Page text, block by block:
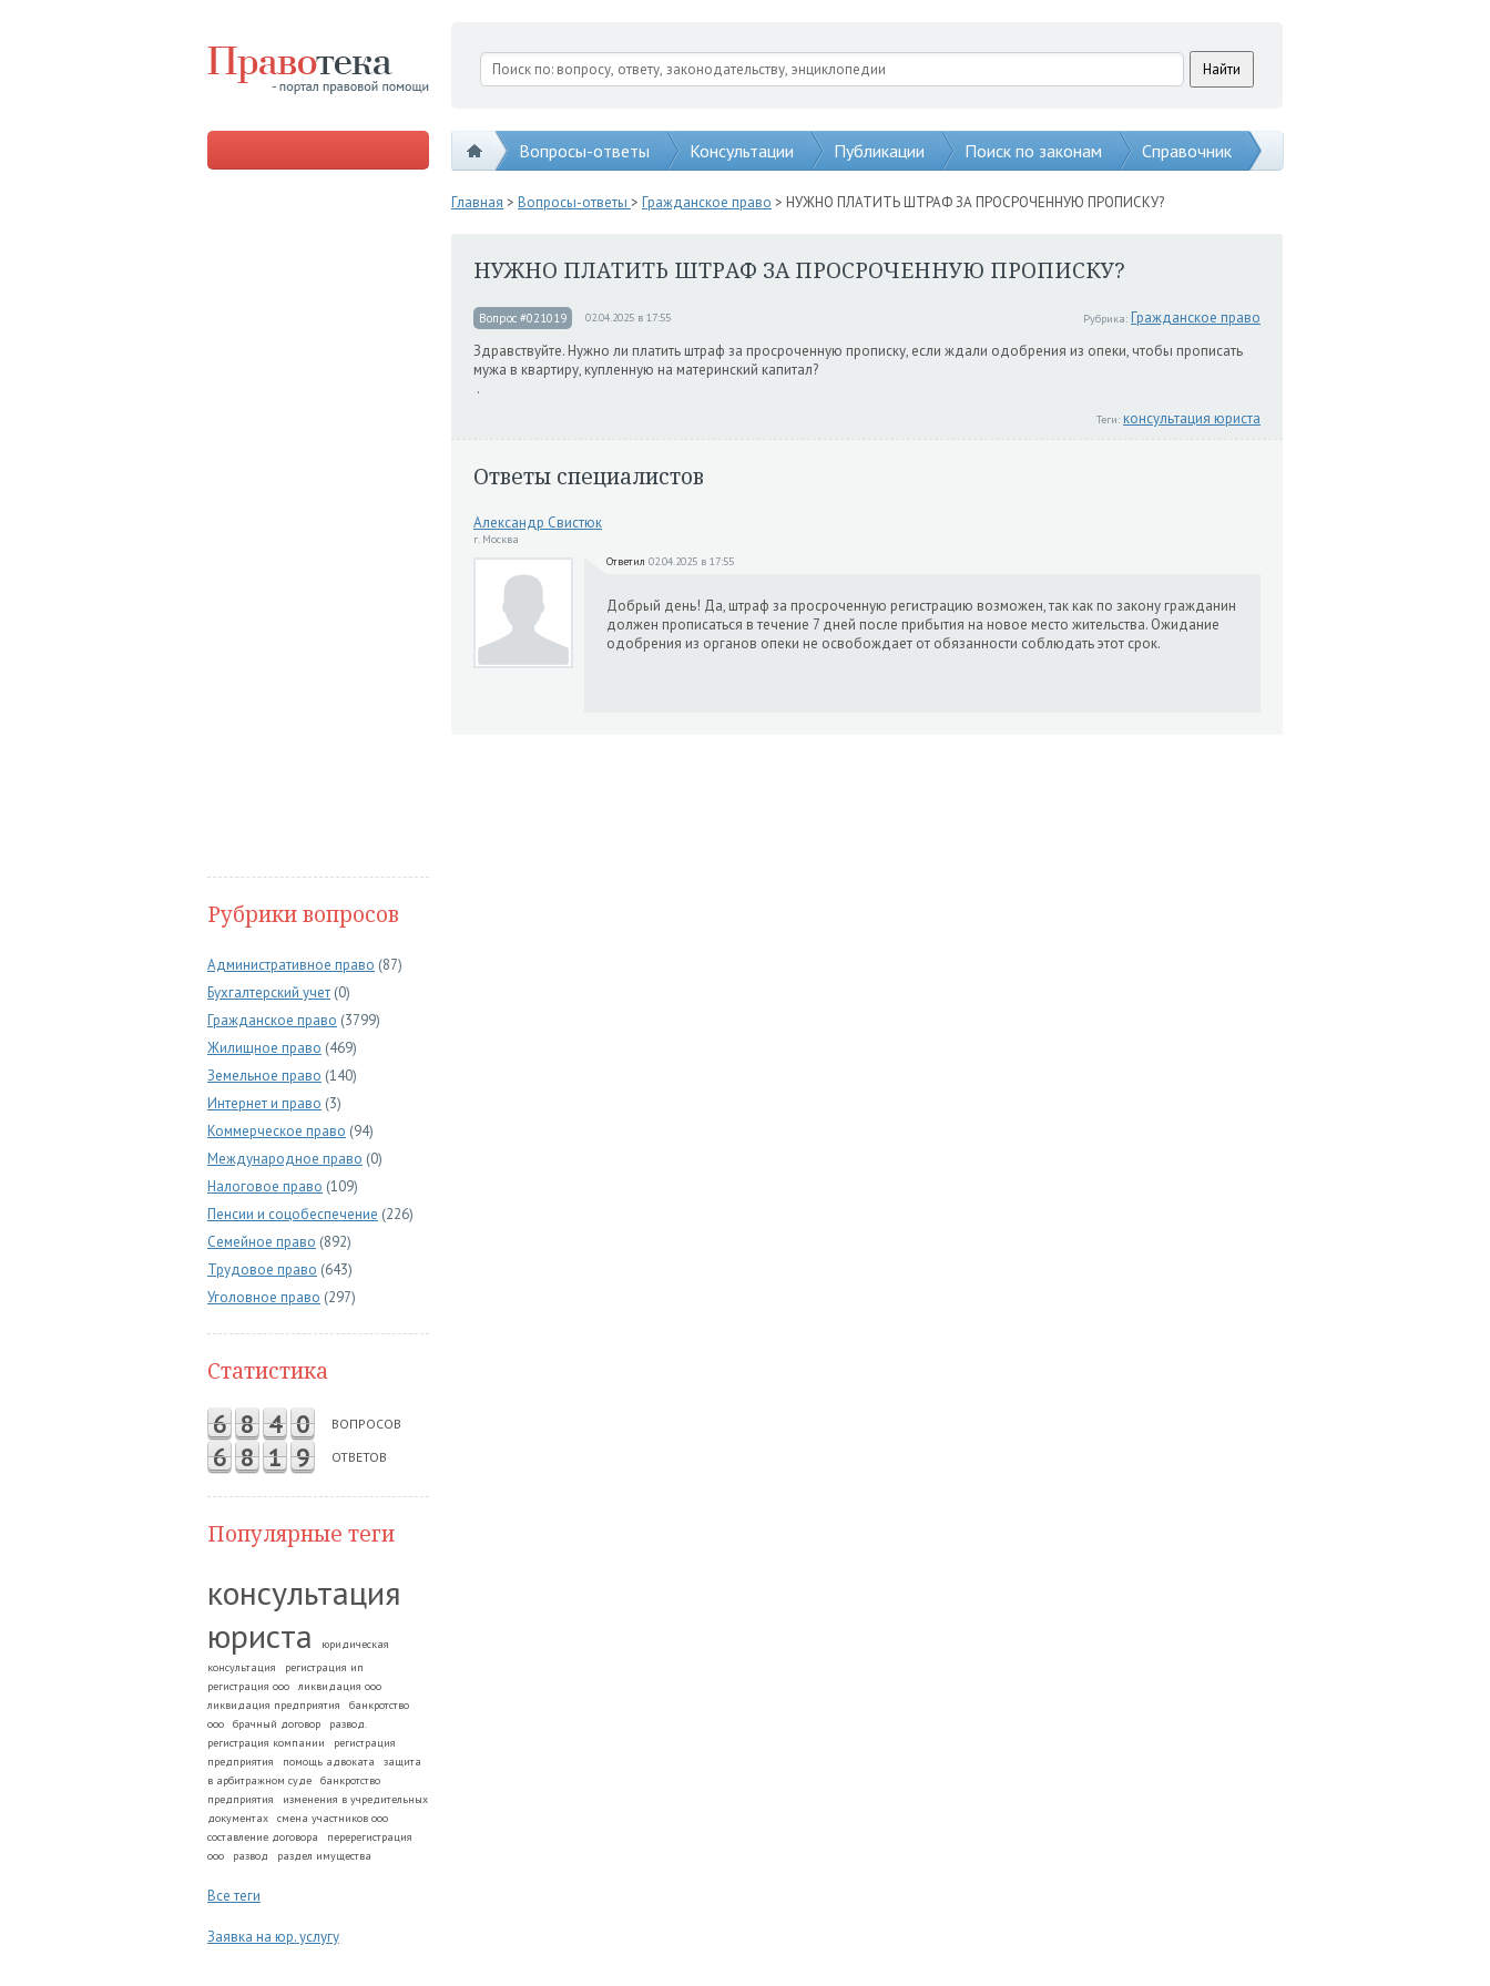
Вопросы-ответы Консультации Публикации Поиск по законам Справочник
Рубрики вопросов
Административное право (87)
Бухгалтерский учет (0)
Гражданское право (3799)
Жилищное право (469)
Земельное право (140)
Интернет и право (3)
Коммерческое право (94)
Международное право (0)
Налоговое право (109)
Пенсии и соцобеспечение (226)
Семейное право (892)
Трудовое право (643)
Уголовное право (297)
Статистика
6 8 4 0 ВОПРОСОВ
6 8 1 9 ОТВЕТОВ
Популярные теги
консультация
юриста
юридическая
консультация
регистрация ип
регистрация ооо
ликвидация ооо
ликвидация предприятия
банкротство
ооо
брачный договор
развод.
регистрация компании
регистрация
предприятия
помощь адвоката
защита
в арбитражном суде
банкротство
предприятия
изменения в учредительных
документах
смена участников ооо
составление договора
перерегистрация
ооо
развод раздел имущества
Все теги
Заявка на юр. услугу
Главная > Вопросы-ответы > Гражданское право > НУЖНО ПЛАТИТЬ ШТРАФ ЗА ПРОСРОЧЕННУЮ ПРОПИСКУ?
НУЖНО ПЛАТИТЬ ШТРАФ ЗА ПРОСРОЧЕННУЮ ПРОПИСКУ?
Вопрос #021019 02.04.2025 в 17:55 Рубрика: Гражданское право
Здравствуйте. Нужно ли платить штраф за просроченную прописку, если ждали одобрения из опеки, чтобы прописать
мужа в квартиру, купленную на материнский капитал?
.
Теги: консультация юриста
Ответы специалистов
Александр Свистюк
г. Москва
Ответил 02.04.2025 в 17:55
Добрый день! Да, штраф за просроченную регистрацию возможен, так как по закону гражданин
должен прописаться в течение 7 дней после прибытия на новое место жительства. Ожидание
одобрения из органов опеки не освобождает от обязанности соблюдать этот срок.